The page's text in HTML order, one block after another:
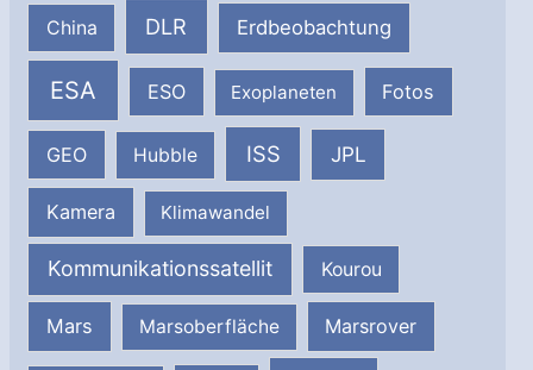
China DLR Erdbeobachtung
ESA ESO Exoplaneten Fotos
GEO Hubble ISS JPL
Kamera Klimawandel
Kommunikationssatellit Kourou
Mars Marsoberfläche Marsrover